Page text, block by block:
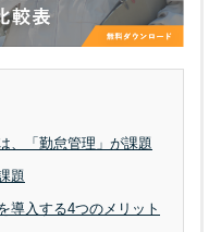
、「勤怠管理」が課題
題
導入する4つのメリット